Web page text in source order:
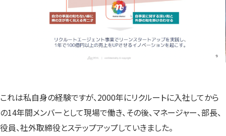
これは私自身の経験ですが、2000年にリクルートに入社してから
の14年間メンバーとして現場で働き、その後、マネージャー、部長、
役員、社外取締役とステップアップしていきました。